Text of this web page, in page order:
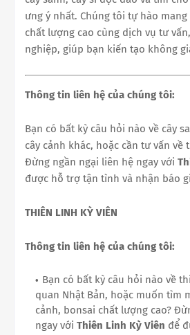
ưng ý nhất. Chúng tôi tự hào
chất lượng cao cùng dịch vụ tư
nghiệp, giúp bạn kiến tạo không
Thông tin liên hệ của chúng tôi:
Bạn có bất kỳ câu hỏi nào về cây
cây cảnh khác, hoặc cần tư vấn về
Đừng ngần ngại liên hệ ngay với
được hỗ trợ tận tình và nhận báo
THIÊN LINH KỲ VIÊN
Thông tin liên hệ của chúng tôi:
Bạn có bất kỳ câu hỏi nào về
quan Nhật Bản, hoặc muốn tìm
cảnh, bonsai chất lượng cao?
ngay với Thiên Linh Kỳ Viên để